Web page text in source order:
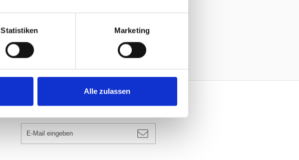
Statistiken Marketing
Alle zulassen
NEWSLETTER ANMELDEN